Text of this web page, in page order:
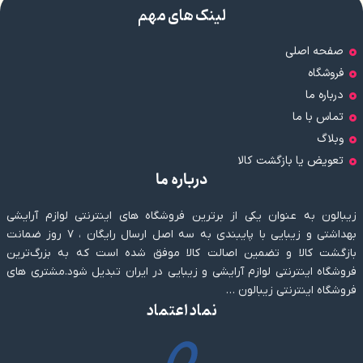
لینک های مهم
صفحه اصلی
فروشگاه
درباره ما
تماس با ما
وبلاگ
تعویض یا بازگشت کالا
درباره ما
زیبالون به عنوان یکی از برترین فروشگاه های اینترنتی لوازم آرایشی
بهداشتی و زیبایی با پایبندی به سه اصل ارسال رایگان ، ۷ روز ضمانت
بازگشت کالا و تضمین اصالت کالا موفق شده است که به بزرگ‌ترین
فروشگاه اینترنتی لوازم آرایشی و زیبایی در ایران تبدیل شود.مشتری های
فروشگاه اینترنتی زیبالون …
نماد اعتماد